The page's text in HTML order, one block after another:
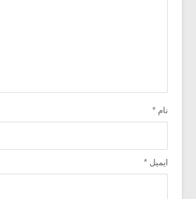
نام *
ایمیل *